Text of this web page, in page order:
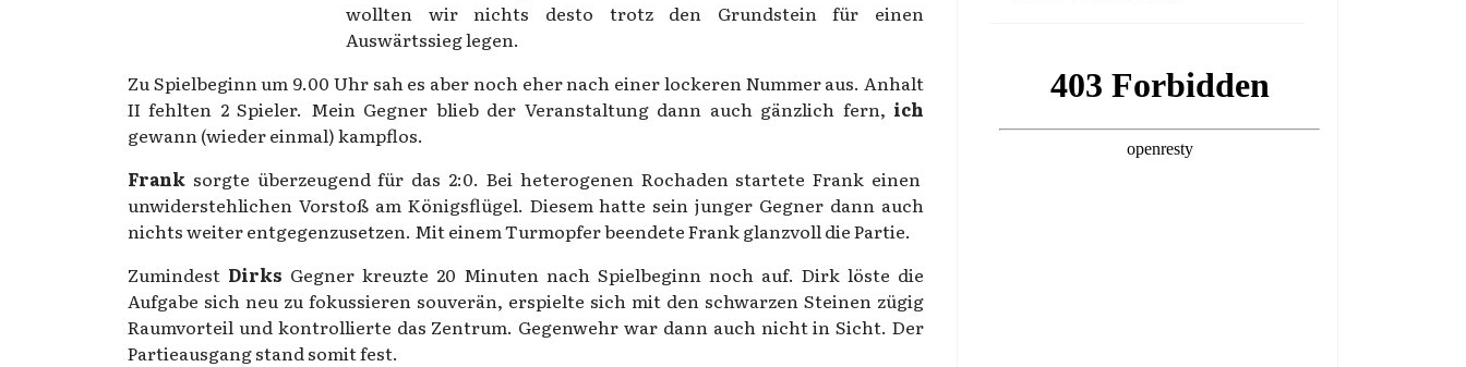
wollten wir nichts desto trotz den Grundstein für einen
Auswärtssieg legen.
Zu Spielbeginn um 9.00 Uhr sah es aber noch eher nach einer lockeren Nummer aus. Anhalt
II fehlten 2 Spieler. Mein Gegner blieb der Veranstaltung dann auch gänzlich fern, ich
gewann (wieder einmal) kampflos.
Frank sorgte überzeugend für das 2:0. Bei heterogenen Rochaden startete Frank einen
unwiderstehlichen Vorstoß am Königsflügel. Diesem hatte sein junger Gegner dann auch
nichts weiter entgegenzusetzen. Mit einem Turmopfer beendete Frank glanzvoll die Partie.
Zumindest Dirks Gegner kreuzte 20 Minuten nach Spielbeginn noch auf. Dirk löste die
Aufgabe sich neu zu fokussieren souverän, erspielte sich mit den schwarzen Steinen zügig
Raumvorteil und kontrollierte das Zentrum. Gegenwehr war dann auch nicht in Sicht. Der
Partieausgang stand somit fest.